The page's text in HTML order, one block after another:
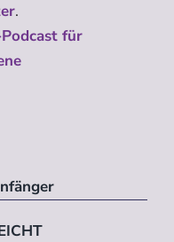
.
für